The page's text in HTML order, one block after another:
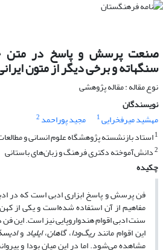
صنعت پرسش و پاسخ در متن
سنگهاته و برخی دیگر از متون
نوع مقاله : مقاله پژوهشی
نویسندگان
مهشید میرفخرایی1 مجید پوراحمد 2
1استاد بازنشسته پژوهشگاه علوم انسانی و
2دانش‌آموخته دکتری فرهنگ و زبان‌های باستانی
چکیده
فن پرسش و پاسخ ابزاری ادبی است که در
مفاهیم از آن استفاده شده‌است و یکی از
سنت ادبی اقوام هندواروپایی نیز است. این
این اقوام مانندریگ‌ودا،گاهان،ایلیادو
مشاهده می‌‌شود. اما در این میان بودا و